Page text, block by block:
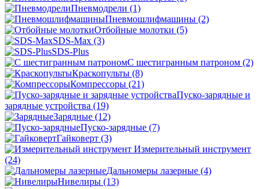
Пневмодрели (1)
Пневмошлифмашины (2)
Отбойные молотки (5)
SDS-Max (3)
SDS-Plus
C шестигранным патроном (2)
Краскопульты (8)
Компрессоры (21)
Пуско-зарядные и
зарядные устройства (19)
Зарядные (12)
Пуско-зарядные (7)
Гайковерт (3)
Измерительный инструмент
(24)
Дальномеры лазерные (4)
Нивелиры (13)